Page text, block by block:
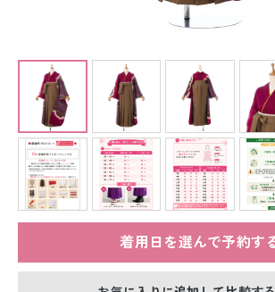
ジュニア着物レンタル
ジュニア洋装レンタル
ベビー洋装レンタル
紋付袴レンタル
男性礼装レンタル
着用日を選んで予約す